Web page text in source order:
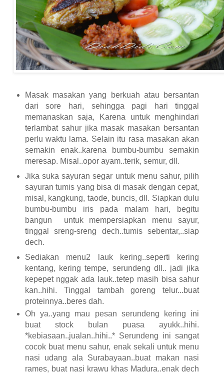
Masak masakan yang berkuah atau bersantan
dari sore hari, sehingga pagi hari tinggal
memanaskan saja, Karena untuk menghindari
terlambat sahur jika masak masakan bersantan
perlu waktu lama. Selain itu rasa masakan akan
semakin enak..karena bumbu-bumbu semakin
meresap. Misal..opor ayam..terik, semur, dll.
Jika suka sayuran segar untuk menu sahur, pilih
sayuran tumis yang bisa di masak dengan cepat,
misal, kangkung, taode, buncis, dll. Siapkan dulu
bumbu-bumbu iris pada malam hari, begitu
bangun untuk mempersiapkan menu sayur,
tinggal sreng-sreng dech..tumis sebentar,..siap
dech.
Sediakan menu2 lauk kering..seperti kering
kentang, kering tempe, serundeng dll.. jadi jika
kepepet nggak ada lauk..tetep masih bisa sahur
kan..hihi. Tinggal tambah goreng telur...buat
proteinnya..beres dah.
Oh ya..yang mau pesan serundeng kering ini
buat stock bulan puasa ayukk..hihi.
*kebiasaan..jualan..hihi..* Serundeng ini sangat
cocok buat menu sahur, enak sekali untuk menu
nasi udang ala Surabayaan..buat makan nasi
rames, buat nasi krawu khas Madura..enak dech